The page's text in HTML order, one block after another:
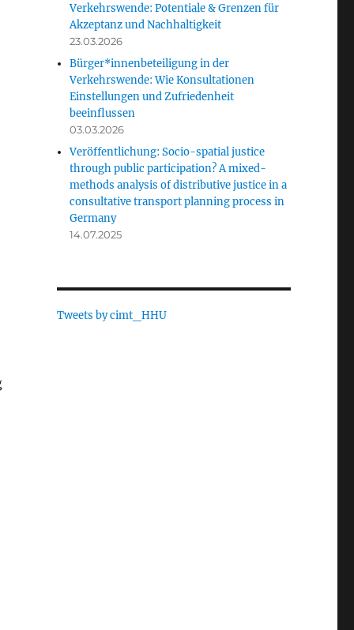
Verkehrswende: Potentiale & Grenzen für
Akzeptanz und Nachhaltigkeit
23.03.2026
Bürger*innenbeteiligung in der
Verkehrswende: Wie Konsultationen
Einstellungen und Zufriedenheit
beeinflussen
03.03.2026
Veröffentlichung: Socio-spatial justice
through public participation? A mixed-
methods analysis of distributive justice in a
consultative transport planning process in
Germany
14.07.2025
Tweets by cimt_HHU